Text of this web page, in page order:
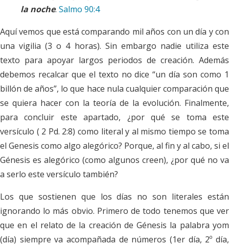
la noche. Salmo 90:4
Aquí vemos que está comparando mil años con un día y con
una vigilia (3 o 4 horas). Sin embargo nadie utiliza este
texto para apoyar largos periodos de creación. Además
debemos recalcar que el texto no dice “un día son como 1
billón de años”, lo que hace nula cualquier comparación que
se quiera hacer con la teoría de la evolución. Finalmente,
para concluir este apartado, ¿por qué se toma este
versículo ( 2 Pd. 2:8) como literal y al mismo tiempo se toma
el Genesis como algo alegórico? Porque, al fin y al cabo, si el
Génesis es alegórico (como algunos creen), ¿por qué no va
a serlo este versículo también?
Los que sostienen que los días no son literales están
ignorando lo más obvio. Primero de todo tenemos que ver
que en el relato de la creación de Génesis la palabra yom
(día) siempre va acompañada de números (1er día, 2º día,